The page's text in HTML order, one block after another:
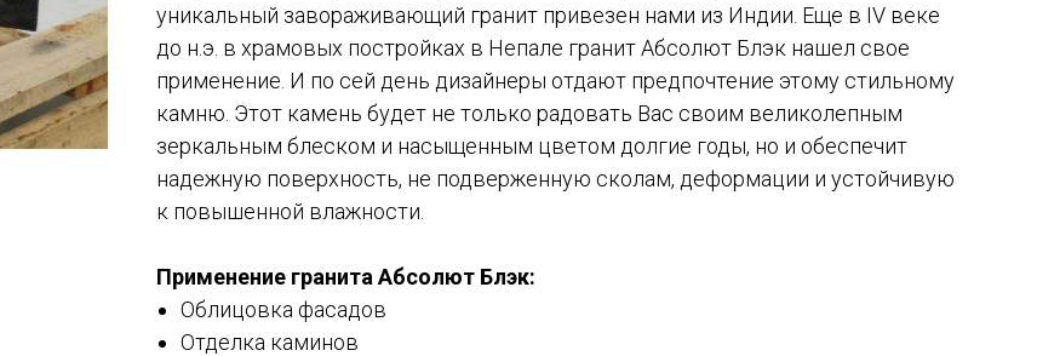
уникальный завораживающий гранит привезен нами из Индии. Еще в IV веке
до н.э. в храмовых постройках в Непале гранит Абсолют Блэк нашел свое
применение. И по сей день дизайнеры отдают предпочтение этому стильному
камню. Этот камень будет не только радовать Вас своим великолепным
зеркальным блеском и насыщенным цветом долгие годы, но и обеспечит
надежную поверхность, не подверженную сколам, деформации и устойчивую
к повышенной влажности.
Применение гранита Абсолют Блэк:
Облицовка фасадов
Отделка каминов